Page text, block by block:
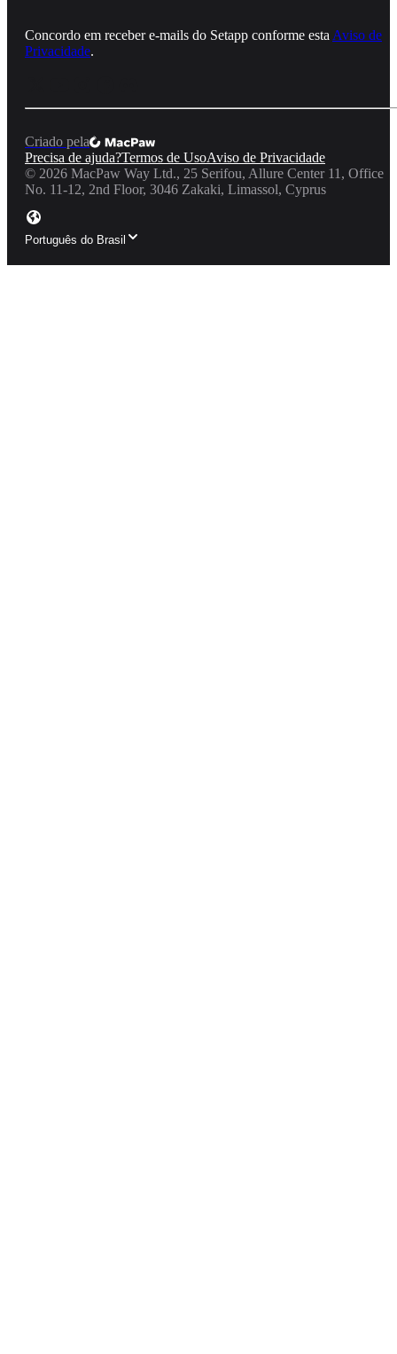
Concordo em receber e‑mails do Setapp conforme esta Aviso de
Privacidade.
Criado pela
Precisa de ajuda?Termos de UsoAviso de Privacidade
© 2026 MacPaw Way Ltd., 25 Serifou, Allure Center 11, Office
No. 11-12, 2nd Floor, 3046 Zakaki, Limassol, Cyprus
Português do Brasil